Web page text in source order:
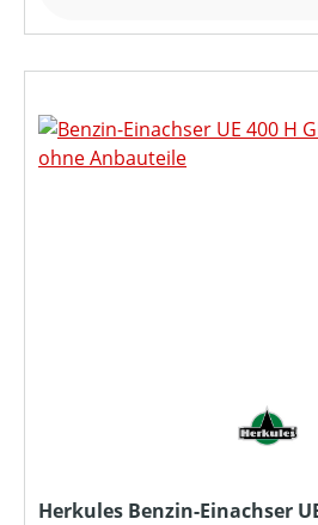
Herkules Benzin-Einachser